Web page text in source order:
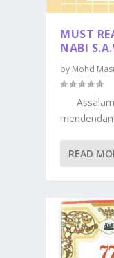
MUST
NABI
by Mohd
READ